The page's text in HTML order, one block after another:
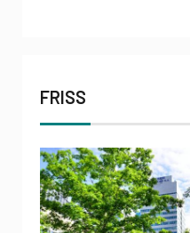
FRISS